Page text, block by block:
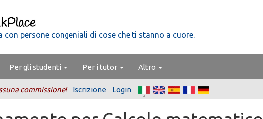
con persone congeniali di cose che ti stanno a cuore.
Per gli studenti Per i tutor Altro
commissione! Iscrizione Login